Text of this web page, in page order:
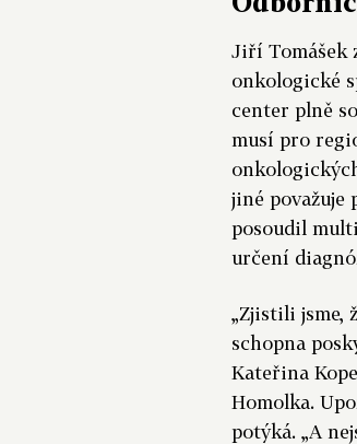
Jiří Tomášek
onkologické
center plně
musí pro
jiné považuje
posoudil
určení
„Zjistili jsme,
schopna
Kateřina
Homolka.
potýká. „A